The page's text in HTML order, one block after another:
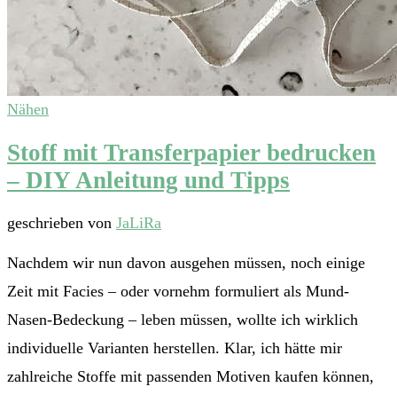
Nähen
Stoff mit Transferpapier bedrucken
– DIY Anleitung und Tipps
geschrieben von JaLiRa
Nachdem wir nun davon ausgehen müssen, noch einige
Zeit mit Facies – oder vornehm formuliert als Mund-
Nasen-Bedeckung – leben müssen, wollte ich wirklich
individuelle Varianten herstellen. Klar, ich hätte mir
zahlreiche Stoffe mit passenden Motiven kaufen können,